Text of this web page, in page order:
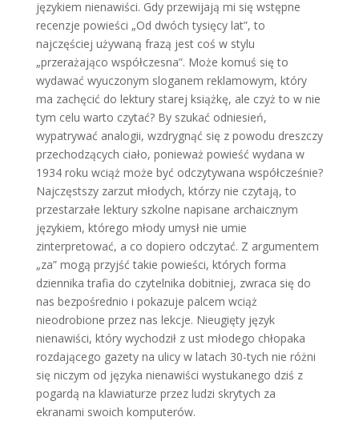
językiem nienawiści. Gdy przewijają mi się wstępne
recenzje powieści „Od dwóch tysięcy lat”, to
najczęściej używaną frazą jest coś w stylu
„przerażająco współczesna”. Może komuś się to
wydawać wyuczonym sloganem reklamowym, który
ma zachęcić do lektury starej książkę, ale czyż to w nie
tym celu warto czytać? By szukać odniesień,
wypatrywać analogii, wzdrygnąć się z powodu dreszczy
przechodzących ciało, ponieważ powieść wydana w
1934 roku wciąż może być odczytywana współcześnie?
Najczęstszy zarzut młodych, którzy nie czytają, to
przestarzałe lektury szkolne napisane archaicznym
językiem, którego młody umysł nie umie
zinterpretować, a co dopiero odczytać. Z argumentem
„za” mogą przyjść takie powieści, których forma
dziennika trafia do czytelnika dobitniej, zwraca się do
nas bezpośrednio i pokazuje palcem wciąż
nieodrobione przez nas lekcje. Nieugięty język
nienawiści, który wychodził z ust młodego chłopaka
rozdającego gazety na ulicy w latach 30-tych nie różni
się niczym od języka nienawiści wystukanego dziś z
pogardą na klawiaturze przez ludzi skrytych za
ekranami swoich komputerów.